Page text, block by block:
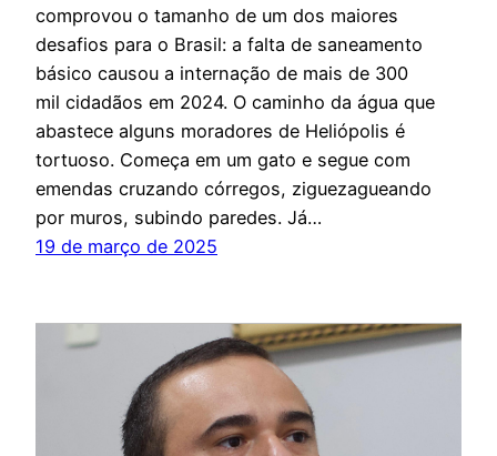
comprovou o tamanho de um dos maiores
desafios para o Brasil: a falta de saneamento
básico causou a internação de mais de 300
mil cidadãos em 2024. O caminho da água que
abastece alguns moradores de Heliópolis é
tortuoso. Começa em um gato e segue com
emendas cruzando córregos, ziguezagueando
por muros, subindo paredes. Já…
19 de março de 2025